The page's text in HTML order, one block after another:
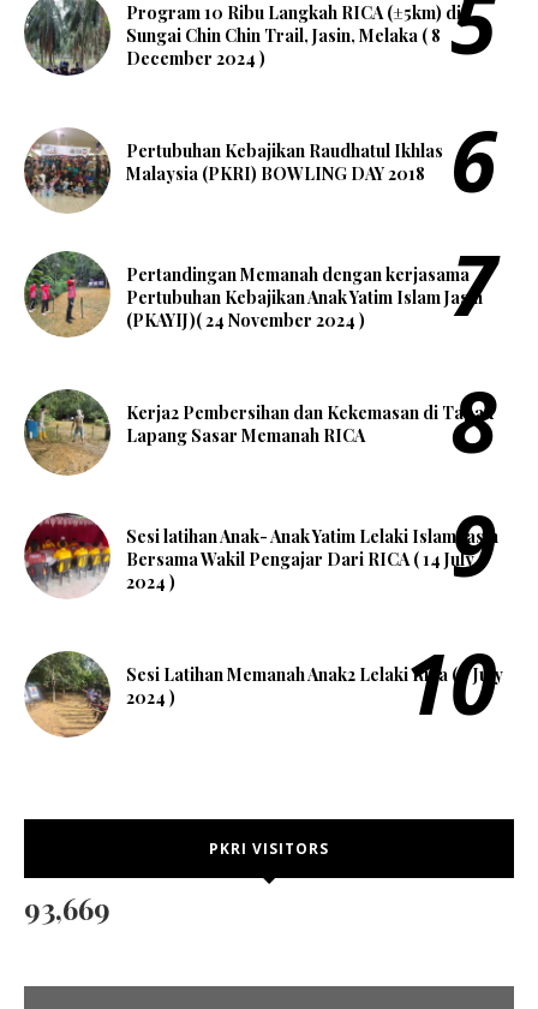
Program 10 Ribu Langkah RICA (±5km) di
Sungai Chin Chin Trail, Jasin, Melaka ( 8
December 2024 )
Pertubuhan Kebajikan Raudhatul Ikhlas
Malaysia (PKRI) BOWLING DAY 2018
Pertandingan Memanah dengan kerjasama
Pertubuhan Kebajikan Anak Yatim Islam Jasin
(PKAYIJ)( 24 November 2024 )
Kerja2 Pembersihan dan Kekemasan di Tapak
Lapang Sasar Memanah RICA
Sesi latihan Anak- Anak Yatim Lelaki Islam Jasin
Bersama Wakil Pengajar Dari RICA ( 14 July
2024 )
Sesi Latihan Memanah Anak2 Lelaki Rica ( 7 July
2024 )
PKRI VISITORS
93,669